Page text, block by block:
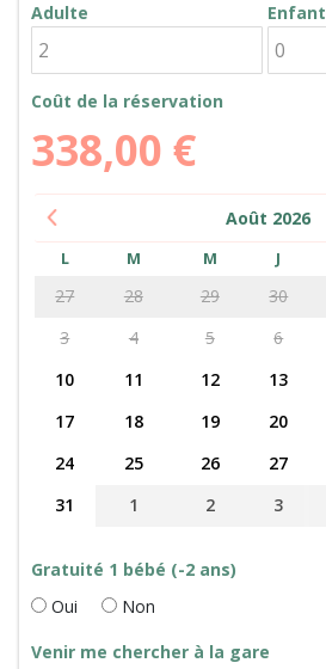
Adulte Enfant
Coût de la réservation
338,00 €
Août 2026
L M M J
27 28 29 30
3
4 5 6
10
11 12 13
17
18 19 20
24
25 26 27
31
1 2 3
Gratuité 1 bébé (-2 ans)
Oui
Non
Venir me chercher à la gare